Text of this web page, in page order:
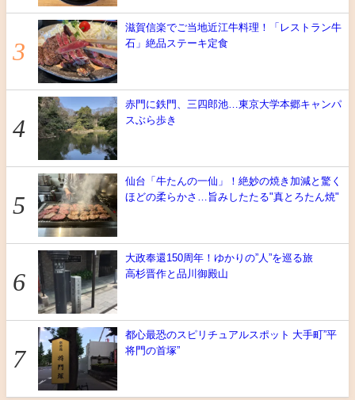
滋賀信楽でご当地近江牛料理！「レストラン牛
石」絶品ステーキ定食
赤門に鉄門、三四郎池…東京大学本郷キャンパ
スぶら歩き
仙台「牛たんの一仙」！絶妙の焼き加減と驚く
ほどの柔らかさ…旨みしたたる"真とろたん焼"
大政奉還150周年！ゆかりの”人”を巡る旅
高杉晋作と品川御殿山
都心最恐のスピリチュアルスポット 大手町”平
将門の首塚”